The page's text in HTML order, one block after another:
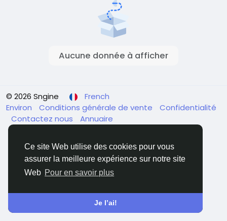
Ce site Web utilise des cookies pour vous
assurer la meilleure expérience sur notre site
Web Pour en savoir plus
Je l’ai!
Aucune donnée à afficher
© 2026 Sngine
French
Environ
Conditions générale de vente
Confidentialité
Contactez nous
Annuaire